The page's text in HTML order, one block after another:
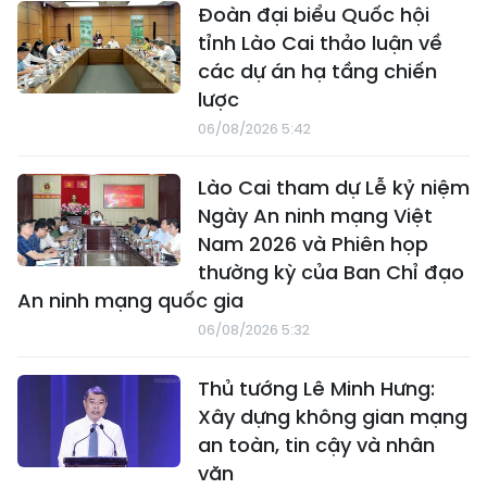
Đoàn đại biểu Quốc hội
tỉnh Lào Cai thảo luận về
các dự án hạ tầng chiến
lược
06/08/2026 5:42
Lào Cai tham dự Lễ kỷ niệm
Ngày An ninh mạng Việt
Nam 2026 và Phiên họp
thường kỳ của Ban Chỉ đạo
An ninh mạng quốc gia
06/08/2026 5:32
Thủ tướng Lê Minh Hưng:
Xây dựng không gian mạng
an toàn, tin cậy và nhân
văn